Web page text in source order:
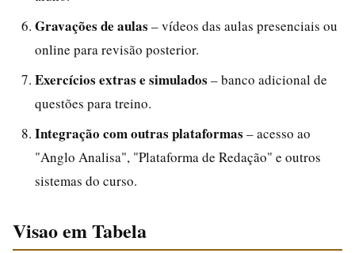
Gravações de aulas – vídeos das aulas presenciais ou
online para revisão posterior.
Exercícios extras e simulados – banco adicional de
questões para treino.
Integração com outras plataformas – acesso ao
"Anglo Analisa", "Plataforma de Redação" e outros
sistemas do curso.
Visao em Tabela